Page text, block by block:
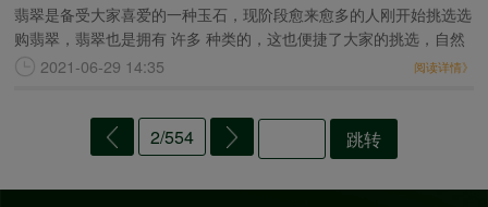
翡翠是备受大家喜爱的一种玉石，现阶段愈来愈多的人刚开始挑选选
购翡翠，翡翠也是拥有 许多 种类的，这也便捷了大家的挑选，自然
在选购翡翠时还要搞好详尽分辨，那样才能够寻找一个成色更强的翡
2021-06-29 14:35 阅读详情》
2/554 跳转